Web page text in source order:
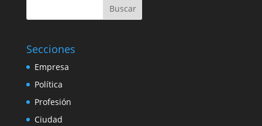
Buscar
Secciones
Empresa
Política
Profesión
Ciudad